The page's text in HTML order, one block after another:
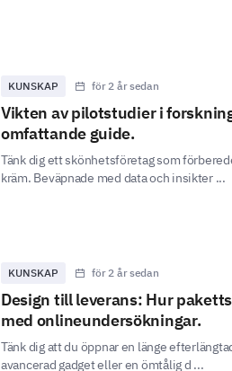
KUNSKAP för 2 år sedan
Vikten av pilotstudier i
omfattande guide.
Tänk dig ett skönhetsföretag som
kräm. Beväpnade med data och insikter ...
KUNSKAP för 2 år sedan
Design till leverans: Hur
med onlineundersökningar.
Tänk dig att du öppnar en länge
avancerad gadget eller en ömtålig d ...